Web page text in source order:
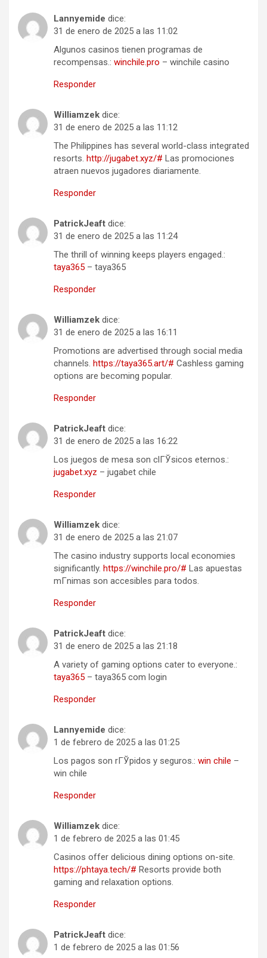
Lannyemide dice:
31 de enero de 2025 a las 11:02
Algunos casinos tienen programas de
recompensas.: winchile.pro – winchile casino
Responder
Williamzek dice:
31 de enero de 2025 a las 11:12
The Philippines has several world-class integrated
resorts. http://jugabet.xyz/# Las promociones
atraen nuevos jugadores diariamente.
Responder
PatrickJeaft dice:
31 de enero de 2025 a las 11:24
The thrill of winning keeps players engaged.:
taya365 – taya365
Responder
Williamzek dice:
31 de enero de 2025 a las 16:11
Promotions are advertised through social media
channels. https://taya365.art/# Cashless gaming
options are becoming popular.
Responder
PatrickJeaft dice:
31 de enero de 2025 a las 16:22
Los juegos de mesa son clГЎsicos eternos.:
jugabet.xyz – jugabet chile
Responder
Williamzek dice:
31 de enero de 2025 a las 21:07
The casino industry supports local economies
significantly. https://winchile.pro/# Las apuestas
mГ­nimas son accesibles para todos.
Responder
PatrickJeaft dice:
31 de enero de 2025 a las 21:18
A variety of gaming options cater to everyone.:
taya365 – taya365 com login
Responder
Lannyemide dice:
1 de febrero de 2025 a las 01:25
Los pagos son rГЎpidos y seguros.: win chile –
win chile
Responder
Williamzek dice:
1 de febrero de 2025 a las 01:45
Casinos offer delicious dining options on-site.
https://phtaya.tech/# Resorts provide both
gaming and relaxation options.
Responder
PatrickJeaft dice:
1 de febrero de 2025 a las 01:56